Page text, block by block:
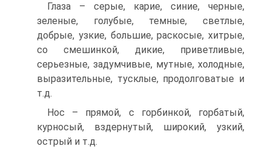
Глаза – серые, карие, синие, черные,
зеленые, голубые, темные, светлые,
добрые, узкие, большие, раскосые, хитрые,
со смешинкой, дикие, приветливые,
серьезные, задумчивые, мутные, холодные,
выразительные, тусклые, продолговатые и
т.д.
Нос – прямой, с горбинкой, горбатый,
курносый, вздернутый, широкий, узкий,
острый и т.д.